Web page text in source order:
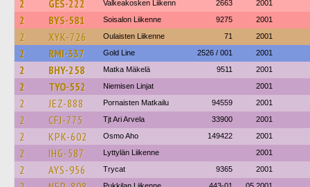
2 GES-222 Valkeakosken Liikenn 2663 2001
2 BYS-581 Soisalon Liikenne 9275 2001
2 XYK-726 Oulaisten Liikenne 71 2001
2 RMI-337 Gold Line 2526 / 001 2001
2 BHY-258 Matka Mäkelä 9511 2001
2 TYO-552 Niemisen Linjat 2001
2 JEZ-888 Pornaisten Matkailu 94559 2001
2 CFJ-775 Tjt Ari Arvela 33900 2001
2 KPK-602 Osmo Aho 149422 2001
2 IHG-587 Lyttylän Liikenne 2001
2 AYS-956 Trycat 9365 2001